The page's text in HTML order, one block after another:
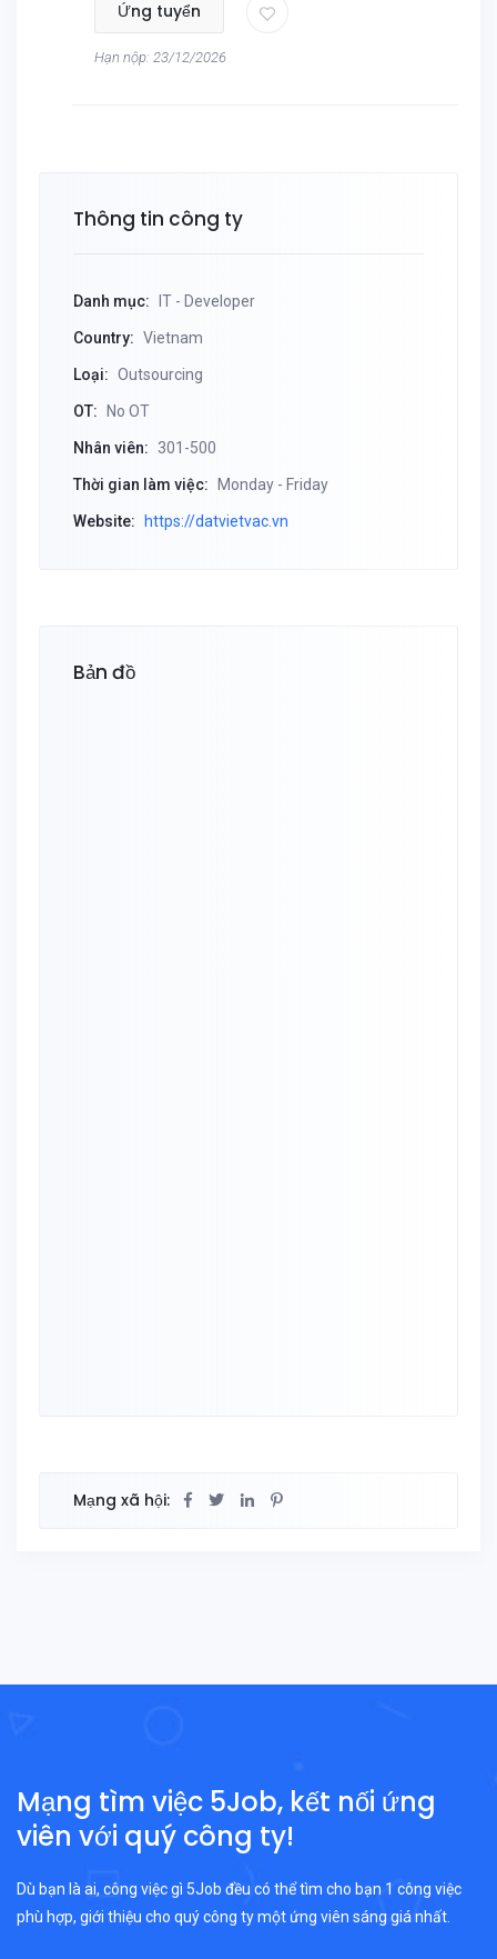
Ứng tuyển
Hạn nộp: 23/12/2026
Thông tin công ty
Danh mục: IT - Developer
Country: Vietnam
Loại: Outsourcing
OT: No OT
Nhân viên: 301-500
Thời gian làm việc: Monday - Friday
Website: https://datvietvac.vn
Bản đồ
Mạng xã hội:
Mạng tìm việc 5Job, kết nối ứng
viên với quý công ty!
Dù bạn là ai, công việc gì 5Job đều có thể tìm cho bạn 1 công việc
phù hợp, giới thiệu cho quý công ty một ứng viên sáng giá nhất.